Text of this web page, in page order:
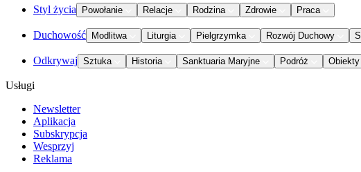
Styl życia Powołanie Relacje Rodzina Zdrowie Praca
Duchowość Modlitwa Liturgia Pielgrzymka Rozwój Duchowy
Odkrywaj Sztuka Historia Sanktuaria Maryjne Podróż
Usługi
Newsletter
Aplikacja
Subskrypcja
Wesprzyj
Reklama